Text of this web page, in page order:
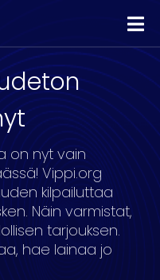
on nyt vain
Vippi.org
kilpailuttaa
Näin varmistat,
tarjouksen.
hae lainaa jo